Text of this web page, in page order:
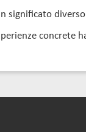
significato
concrete